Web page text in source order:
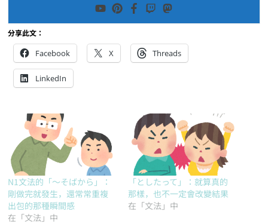
分享此文：
Facebook X Threads
LinkedIn
N1文法的「～そばから」：
剛做完就發生，還常常重複
出包的那種瞬間感
在「文法」中
「としたって」：就算真的
那樣，也不一定會改變結果
在「文法」中